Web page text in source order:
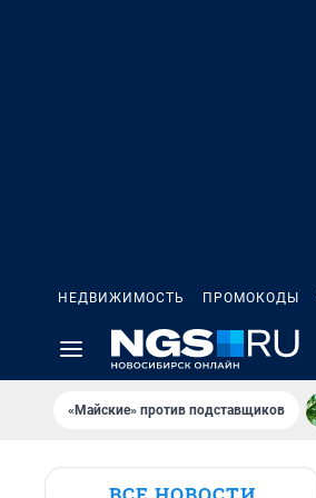
НЕДВИЖИМОСТЬ ПРОМОКОДЫ
«Майские» против подставщиков